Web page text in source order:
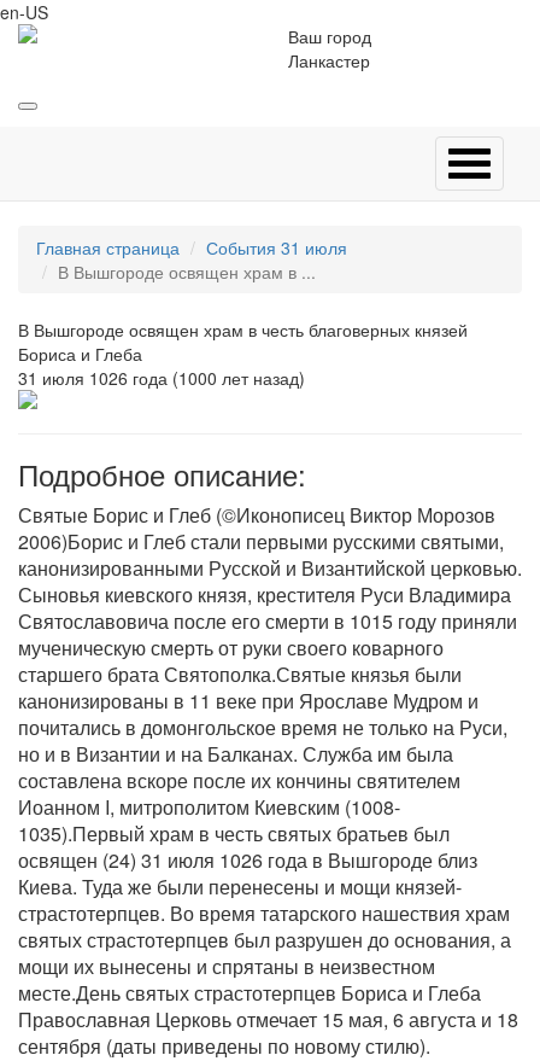
en-US
Ваш город
Ланкастер
Главная страница
События 31 июля
В Вышгороде освящен храм в ...
В Вышгороде освящен храм в честь благоверных князей
Бориса и Глеба
31 июля 1026 года (1000 лет назад)
Подробное описание:
Святые Борис и Глеб (©Иконописец Виктор Морозов
2006)Борис и Глеб стали первыми русскими святыми,
канонизированными Русской и Византийской церковью.
Сыновья киевского князя, крестителя Руси Владимира
Святославовича после его смерти в 1015 году приняли
мученическую смерть от руки своего коварного
старшего брата Святополка.Святые князья были
канонизированы в 11 веке при Ярославе Мудром и
почитались в домонгольское время не только на Руси,
но и в Византии и на Балканах. Служба им была
составлена вскоре после их кончины святителем
Иоанном I, митрополитом Киевским (1008-
1035).Первый храм в честь святых братьев был
освящен (24) 31 июля 1026 года в Вышгороде близ
Киева. Туда же были перенесены и мощи князей-
страстотерпцев. Во время татарского нашествия храм
святых страстотерпцев был разрушен до основания, а
мощи их вынесены и спрятаны в неизвестном
месте.День святых страстотерпцев Бориса и Глеба
Православная Церковь отмечает 15 мая, 6 августа и 18
сентября (даты приведены по новому стилю).